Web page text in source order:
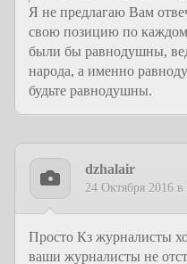
Я не предлагаю Вам
свою позицию по
были бы равнодушны,
народа, а именно
будьте равнодушны.
dzhalair
24 Октября 2016 в
Просто Кз журналисты
ваши журналисты не